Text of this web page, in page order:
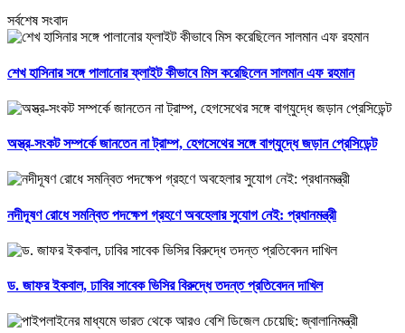
সর্বশেষ সংবাদ
শেখ হাসিনার সঙ্গে পালানোর ফ্লাইট কীভাবে মিস করেছিলেন সালমান এফ রহমান
অস্ত্র-সংকট সম্পর্কে জানতেন না ট্রাম্প, হেগসেথের সঙ্গে বাগ্‌যুদ্ধে জড়ান প্রেসিডেন্ট
নদীদূষণ রোধে সমন্বিত পদক্ষেপ গ্রহণে অবহেলার সুযোগ নেই: প্রধানমন্ত্রী
ড. জাফর ইকবাল, ঢাবির সাবেক ভিসির বিরুদ্ধে তদন্ত প্রতিবেদন দাখিল